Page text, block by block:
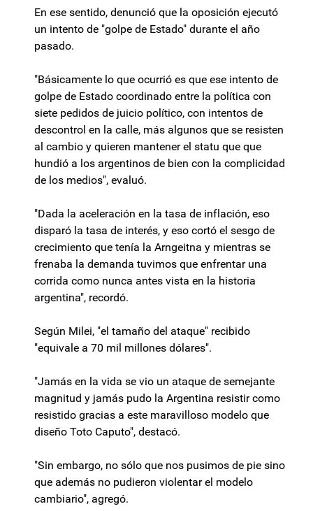
En ese sentido, denunció que la oposición ejecutó
un intento de "golpe de Estado" durante el año
pasado.
"Básicamente lo que ocurrió es que ese intento de
golpe de Estado coordinado entre la política con
siete pedidos de juicio político, con intentos de
descontrol en la calle, más algunos que se resisten
al cambio y quieren mantener el statu que que
hundió a los argentinos de bien con la complicidad
de los medios", evaluó.
"Dada la aceleración en la tasa de inflación, eso
disparó la tasa de interés, y eso cortó el sesgo de
crecimiento que tenía la Arngeitna y mientras se
frenaba la demanda tuvimos que enfrentar una
corrida como nunca antes vista en la historia
argentina", recordó.
Según Milei, "el tamaño del ataque" recibido
"equivale a 70 mil millones dólares".
"Jamás en la vida se vio un ataque de semejante
magnitud y jamás pudo la Argentina resistir como
resistido gracias a este maravilloso modelo que
diseño Toto Caputo", destacó.
"Sin embargo, no sólo que nos pusimos de pie sino
que además no pudieron violentar el modelo
cambiario", agregó.